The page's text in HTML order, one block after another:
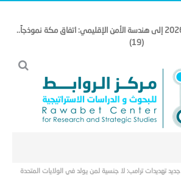
(من تداعيات أزمة شباط 2026 إلى هندسة الأمن الإقليمي: اتفاق مكة نموذجاً..
(19)
جديد تهديدات ترامب: لا جنسية لمن يولد في الولايات المتحدة